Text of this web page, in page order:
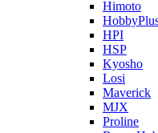
Himoto
HPI
HSP
Kyosho
Losi
Maverick
MJX
Proline